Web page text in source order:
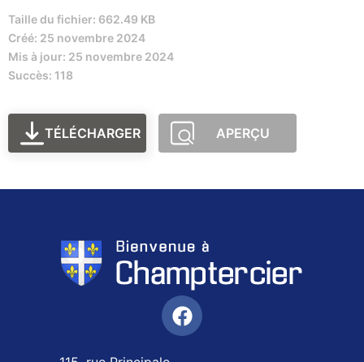
Taille du fichier: 662.49 KB
Créé: 25 novembre 2024
Mis à jour: 25 novembre 2024
Succès: 118
TÉLÉCHARGER APERÇU